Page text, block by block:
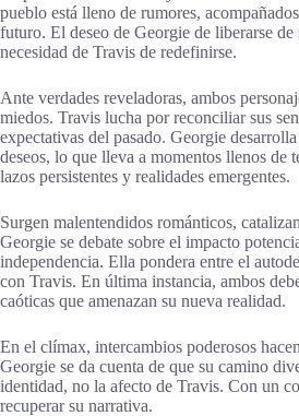
pueblo está lleno de rumores,
futuro. El deseo de Georgie de liberarse de
necesidad de Travis de redefinirse.
Ante verdades reveladoras, ambos
miedos. Travis lucha por reconciliar sus
expectativas del pasado. Georgie
deseos, lo que lleva a momentos llenos de
lazos persistentes y realidades emergentes.
Surgen malentendidos románticos,
Georgie se debate sobre el impacto
independencia. Ella pondera entre el
con Travis. En última instancia, ambos
caóticas que amenazan su nueva realidad.
En el clímax, intercambios poderosos
Georgie se da cuenta de que su camino
identidad, no la afecto de Travis. Con un
recuperar su narrativa.